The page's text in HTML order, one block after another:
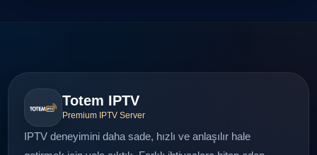
Totem IPTV
Premium IPTV Server
IPTV deneyimini daha sade, hızlı ve anlaşılır hale